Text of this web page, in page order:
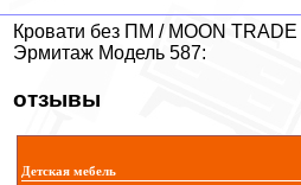
Кровати без ПМ / MOON TRADE
Эрмитаж Модель 587:
отзывы
Детская мебель